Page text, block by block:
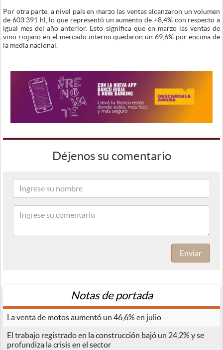
Por otra parte, a nivel país en marzo las ventas alcanzaron un volumen
de 603.391 hl, lo que representó un aumento de +8,4% con respecto a
igual mes del año anterior. Esto significa que en marzo las ventas de
vino riojano en el mercado interno quedaron un 69,6% por encima de
la media nacional.
Déjenos su comentario
Enviar
Notas de portada
La venta de motos aumentó un 46,6% en julio
El trabajo registrado en la construcción bajó un 24,2% y se
profundiza la crisis en el sector